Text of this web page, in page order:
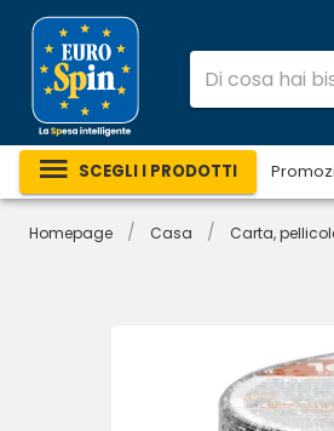
SCEGLI I PRODOTTI
Homepage / Casa / Carta,